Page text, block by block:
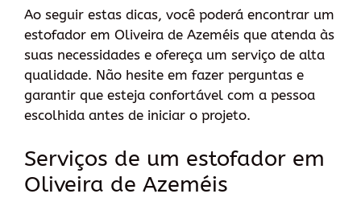
Ao seguir estas dicas, você poderá encontrar um
estofador em Oliveira de Azeméis que atenda às
suas necessidades e ofereça um serviço de alta
qualidade. Não hesite em fazer perguntas e
garantir que esteja confortável com a pessoa
escolhida antes de iniciar o projeto.
Serviços de um estofador em
Oliveira de Azeméis